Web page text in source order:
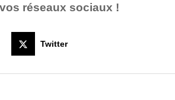
réseaux sociaux !
Twitter